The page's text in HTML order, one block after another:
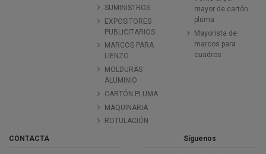
SUMINISTROS
EXPOSITORES
PUBLICITARIOS
MARCOS PARA
LIENZO
MOLDURAS
ALUMINIO
CARTÓN PLUMA
MAQUINARIA
ROTULACIÓN
mayor de cartón
pluma
Mayorista de
marcos para
cuadros
CONTACTA Síguenos